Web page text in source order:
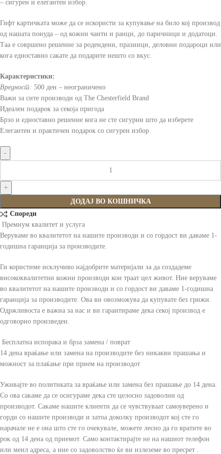
– сигурен и елегантен избор.
Гифт картичката може да се искористи за купување на било кој производ
од нашата понуда – од кожни чанти и ранци, до паричници и додатоци.
Таа е совршено решение за родендени, празници, деловни подароци или
кога едноставно сакате да подарите нешто со вкус.
Карактеристики:
Вредност: 500 ден – неограничено
Важи за сите производи од The Chesterfield Brand
Идеален подарок за секоја пригода
Брзо и едноставно решение кога не сте сигурни што да изберете
Елегантен и практичен подарок со сигурен избор
ДОДАЈ ВО КОШНИЧКА
Спореди
Премиум квалитет и услуга
Веруваме во квалитетот на нашите производи и со гордост ви даваме 1-
годишна гаранција за производите.
Ги користиме исклучиво најдобрите материјали за да создадеме
висококвалитетни кожни производи кои траат цел живот. Ние веруваме
во квалитетот на нашите производи и со гордост ви даваме 1-годишна
гаранција за производите. Ова ви овозможува да купувате без грижи.
Одржливоста е важна за нас и ви гарантираме дека секој производ е
одговорно произведен.
Бесплатна испорака и брза замена / поврат
14 дена враќање или замена на производите без никакви прашања и
можност за плаќање при прием на производот
Уживајте во политиката за враќање или замена без прашање до 14 дена.
Со ова сакаме да се осигураме дека сте целосно задоволни од
производот. Сакаме нашите клиенти да се чувствуваат самоуверено и
горди со нашите производи и затоа доколку производот кој сте го
нарачале не е она што сте го очекувале, можете лесно да го вратите во
рок од 14 дена од приемот. Само контактирајте не на нашиот телефон
или меил адреса, а ние со задоволство ќе ви излеземе во пресрет .